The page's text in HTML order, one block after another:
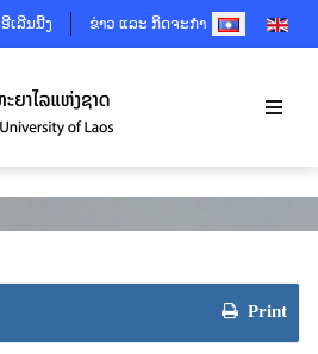
ອີເລີນນີ້ງ ຂ່າວ ແລະ ກິດຈະກຳSELECT YOUR
Print